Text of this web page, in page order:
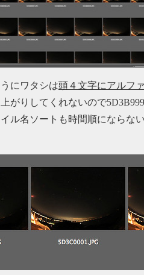
にワタシは頭４文字にアルフ
がりしてくれないので
ル名ソートも時間順にならな